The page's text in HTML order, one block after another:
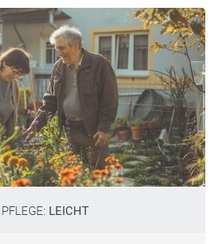
PFLEGE: LEICHT